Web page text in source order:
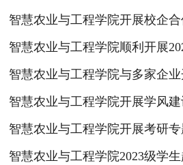
智慧农业与工程学院开展校企
智慧农业与工程学院顺利开展
智慧农业与工程学院与多家企
智慧农业与工程学院开展学风
智慧农业与工程学院开展考研
智慧农业与工程学院2023级学